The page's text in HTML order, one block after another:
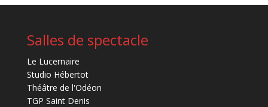
Salles de spectacle
Le Lucernaire
Studio Hébertot
Théâtre de l'Odéon
TGP Saint Denis